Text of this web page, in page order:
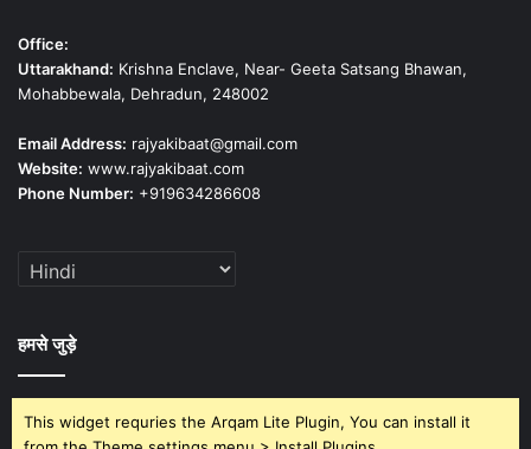
Office:
Uttarakhand: Krishna Enclave, Near- Geeta Satsang Bhawan,
Mohabbewala, Dehradun, 248002
Email Address: rajyakibaat@gmail.com
Website: www.rajyakibaat.com
Phone Number: +919634286608
हमसे जुड़े
This widget requries the Arqam Lite Plugin, You can install it